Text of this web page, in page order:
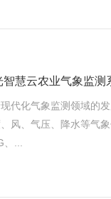
智慧云农业气象监测
代化气象监测领域的
风、气压、降水等气
...